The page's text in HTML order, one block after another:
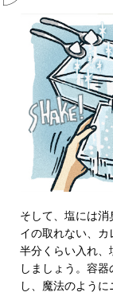
そして、塩には
イの取れない、
半分くらい入れ、
しましょう。容
し、魔法のように